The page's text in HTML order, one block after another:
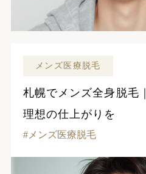
メンズ医療脱毛
札幌でメンズ全身脱毛
理想の仕上がりを
メンズ医療脱毛